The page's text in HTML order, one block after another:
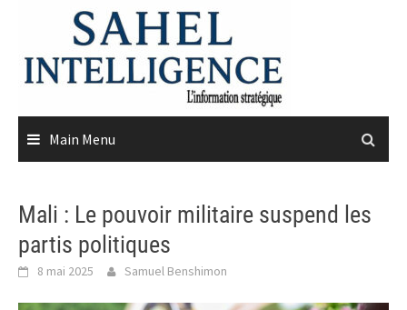
content
Main Menu
Mali : Le pouvoir militaire suspend les
partis politiques
8 mai 2025 Samuel Benshimon